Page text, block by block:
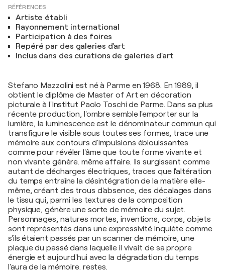
RÉFÉRENCES
Artiste établi
Rayonnement international
Participation à des foires
Repéré par des galeries d'art
Inclus dans des curations de galeries d'art
Stefano Mazzolini est né à Parme en 1968. En 1989, il
obtient le diplôme de Master of Art en décoration
picturale à l'Institut Paolo Toschi de Parme. Dans sa plus
récente production, l'ombre semble l'emporter sur la
lumière, la luminescence est le dénominateur commun qui
transfigure le visible sous toutes ses formes, trace une
mémoire aux contours d'impulsions éblouissantes
comme pour révéler l'âme que toute forme vivante et
non vivante génère. même affaire. Ils surgissent comme
autant de décharges électriques, traces que l'altération
du temps entraîne la désintégration de la matière elle-
même, créant des trous d'absence, des décalages dans
le tissu qui, parmi les textures de la composition
physique, génère une sorte de mémoire du sujet.
Personnages, natures mortes, inventions, corps, objets
sont représentés dans une expressivité inquiète comme
s'ils étaient passés par un scanner de mémoire, une
plaque du passé dans laquelle il vivait de sa propre
énergie et aujourd'hui avec la dégradation du temps
l'aura de la mémoire. restes.